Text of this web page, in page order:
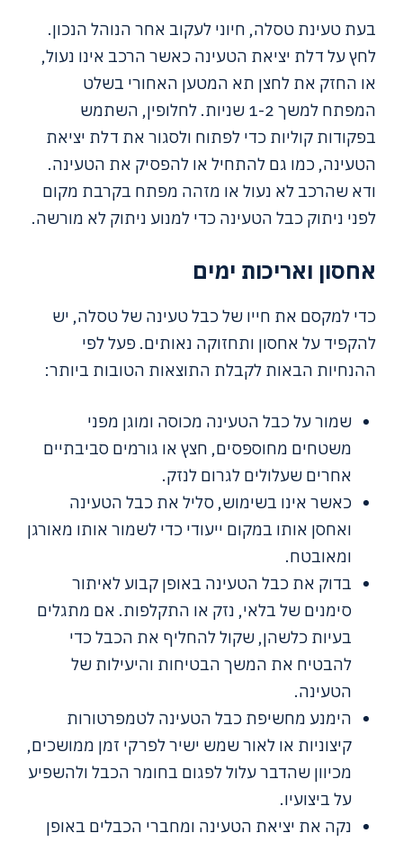
בעת טעינת טסלה, חיוני לעקוב אחר הנוהל הנכון.
לחץ על דלת יציאת הטעינה כאשר הרכב אינו נעול,
או החזק את לחצן תא המטען האחורי בשלט
המפתח למשך 1-2 שניות. לחלופין, השתמש
בפקודות קוליות כדי לפתוח ולסגור את דלת יציאת
הטעינה, כמו גם להתחיל או להפסיק את הטעינה.
ודא שהרכב לא נעול או מזהה מפתח בקרבת מקום
לפני ניתוק כבל הטעינה כדי למנוע ניתוק לא מורשה.
אחסון ואריכות ימים
כדי למקסם את חייו של כבל טעינה של טסלה, יש
להקפיד על אחסון ותחזוקה נאותים. פעל לפי
ההנחיות הבאות לקבלת התוצאות הטובות ביותר:
שמור על כבל הטעינה מכוסה ומוגן מפני
משטחים מחוספסים, חצץ או גורמים סביבתיים
אחרים שעלולים לגרום לנזק.
כאשר אינו בשימוש, סליל את כבל הטעינה
ואחסן אותו במקום ייעודי כדי לשמור אותו מאורגן
ומאובטח.
בדוק את כבל הטעינה באופן קבוע לאיתור
סימנים של בלאי, נזק או התקלפות. אם מתגלים
בעיות כלשהן, שקול להחליף את הכבל כדי
להבטיח את המשך הבטיחות והיעילות של
הטעינה.
הימנע מחשיפת כבל הטעינה לטמפרטורות
קיצוניות או לאור שמש ישיר לפרקי זמן ממושכים,
מכיוון שהדבר עלול לפגום בחומר הכבל ולהשפיע
על ביצועיו.
נקה את יציאת הטעינה ומחברי הכבלים באופן